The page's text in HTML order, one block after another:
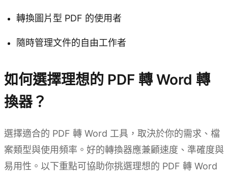
轉換圖片型 PDF 的使用者
隨時管理文件的自由工作者
如何選擇理想的 PDF 轉 Word 轉
換器？
選擇適合的 PDF 轉 Word 工具，取決於你的需求、檔
案類型與使用頻率。好的轉換器應兼顧速度、準確度與
易用性。以下重點可協助你挑選理想的 PDF 轉 Word